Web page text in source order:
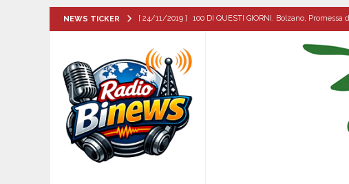
NEWS TICKER [ 24/11/2019 ] 100 DI QUESTI GIORNI. Bolzano,
[ 06/08/2026 ] Baiano festeggia i 90 anni del Prof. Dott.
famiglia.
[ 06/08/2026 ] ‘O PRUVERBIO D’ ‘O JUORNO. Giovedì 6
[ 06/08/2026 ] ALMANACCO DEL GIORNO. Giovedí, 6
[ 06/08/2026 ]